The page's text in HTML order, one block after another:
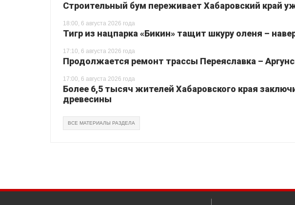
Строительный бум переживает Хабаровский край
18:00, 6 августа 2026 года
Тигр из нацпарка «Бикин» тащит шкуру оленя –
17:10, 6 августа 2026 года
Продолжается ремонт трассы Переяславка –
17:00, 6 августа 2026 года
Более 6,5 тысяч жителей Хабаровского края
древесины
ВСЕ МАТЕРИАЛЫ РАЗДЕЛА